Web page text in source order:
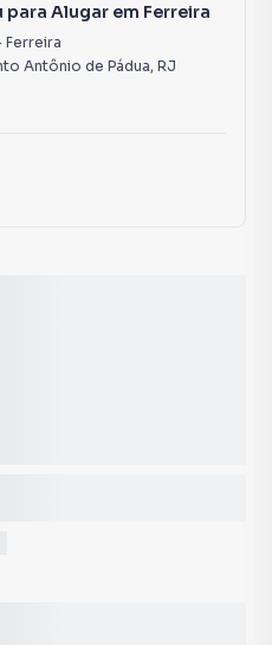
Alugar em Ferreira
Ferreira
Antônio de Pádua, RJ